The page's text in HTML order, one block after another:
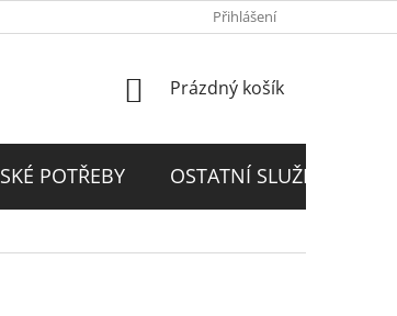
Přihlášení
NÁKUPNÍ
Prázdný košík
POTŘEBY OSTATNÍ SLUŽBY